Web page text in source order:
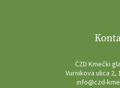
ČZD Kmečki
Vurnikova ulica 2,
info@czd-